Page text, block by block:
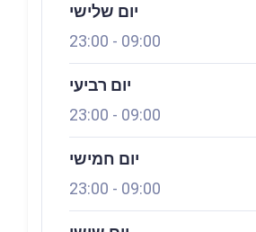
יום שלישי
09:00
-
23:00
יום רביעי
09:00
-
23:00
יום חמישי
09:00
-
23:00